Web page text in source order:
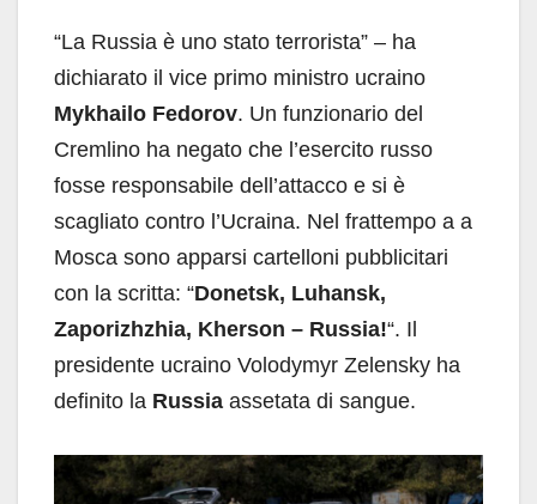
“La Russia è uno stato terrorista” – ha
dichiarato il vice primo ministro ucraino
Mykhailo Fedorov. Un funzionario del
Cremlino ha negato che l’esercito russo
fosse responsabile dell’attacco e si è
scagliato contro l’Ucraina. Nel frattempo a a
Mosca sono apparsi cartelloni pubblicitari
con la scritta: “Donetsk, Luhansk,
Zaporizhzhia, Kherson – Russia!“. Il
presidente ucraino Volodymyr Zelensky ha
definito la Russia assetata di sangue.